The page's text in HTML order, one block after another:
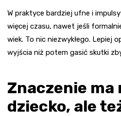
W praktyce bardziej ufne i
więcej czasu, nawet jeśli
wiek. To nic niezwykłego. Lepiej
wyjścia niż potem gasić skutki
Znaczenie ma
dziecko, ale